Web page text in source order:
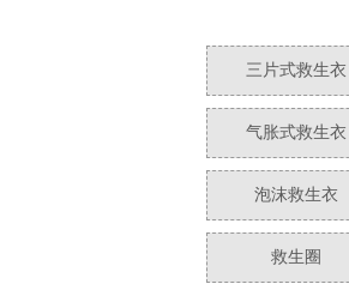
三片式救生衣
气胀式救生衣
泡沫救生衣
救生圈